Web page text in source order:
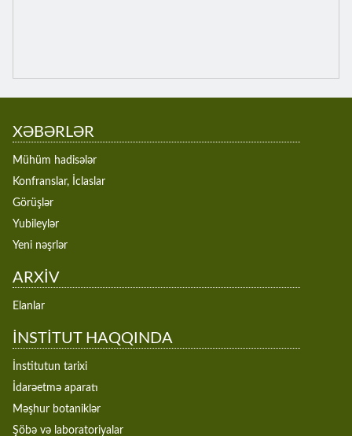
XƏBƏRLƏR
Mühüm hadisələr
Konfranslar, İclaslar
Görüşlər
Yubileylər
Yeni nəşrlər
ARXİV
Elanlar
İNSTİTUT HAQQINDA
İnstitutun tarixi
İdarəetmə aparatı
Məşhur botaniklər
Şöbə və laboratoriyalar